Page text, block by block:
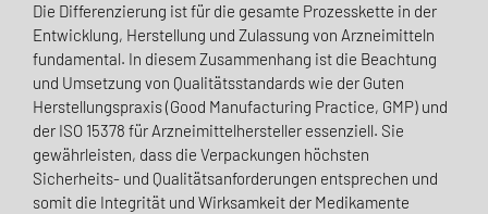
Die Differenzierung ist für die gesamte Prozesskette in der
Entwicklung, Herstellung und Zulassung von Arzneimitteln
fundamental. In diesem Zusammenhang ist die Beachtung
und Umsetzung von Qualitätsstandards wie der Guten
Herstellungspraxis (Good Manufacturing Practice, GMP) und
der ISO 15378 für Arzneimittelhersteller essenziell. Sie
gewährleisten, dass die Verpackungen höchsten
Sicherheits- und Qualitätsanforderungen entsprechen und
somit die Integrität und Wirksamkeit der Medikamente